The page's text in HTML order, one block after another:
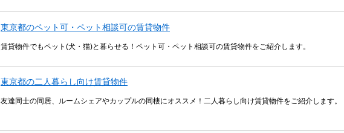
東京都のペット可・ペット相談可の賃貸物件
賃貸物件でもペット(犬・猫)と暮らせる！ペット可・ペット相談可の賃貸物件をご紹介します。
東京都の二人暮らし向け賃貸物件
友達同士の同居、ルームシェアやカップルの同棲にオススメ！二人暮らし向け賃貸物件をご紹介します。